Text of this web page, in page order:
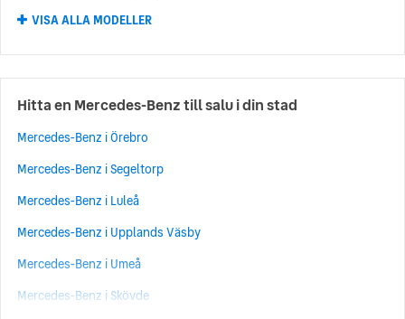
Mercedes-Benz AMG (618)
Mercedes-Benz B (468)
Mercedes-Benz GLA (426)
Mercedes-Benz GLB (424)
Mercedes-Benz S (409)
Mercedes-Benz V (292)
Mercedes-Benz CLS (264)
Mercedes-Benz SL (263)
Mercedes-Benz EQE (240)
Mercedes-Benz GLS (237)
VISA ALLA MODELLER
Hitta en Mercedes-Benz till salu i din stad
Mercedes-Benz i Örebro
Mercedes-Benz i Segeltorp
Mercedes-Benz i Luleå
Mercedes-Benz i Upplands Väsby
Mercedes-Benz i Umeå
Mercedes-Benz i Skövde